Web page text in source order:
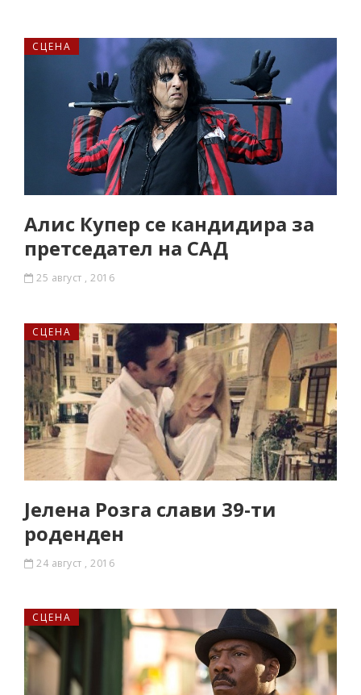
СЦЕНА
Алис Купер се кандидира за
претседател на САД
25 август , 2016
СЦЕНА
Јелена Розга слави 39-ти
роденден
24 август , 2016
СЦЕНА